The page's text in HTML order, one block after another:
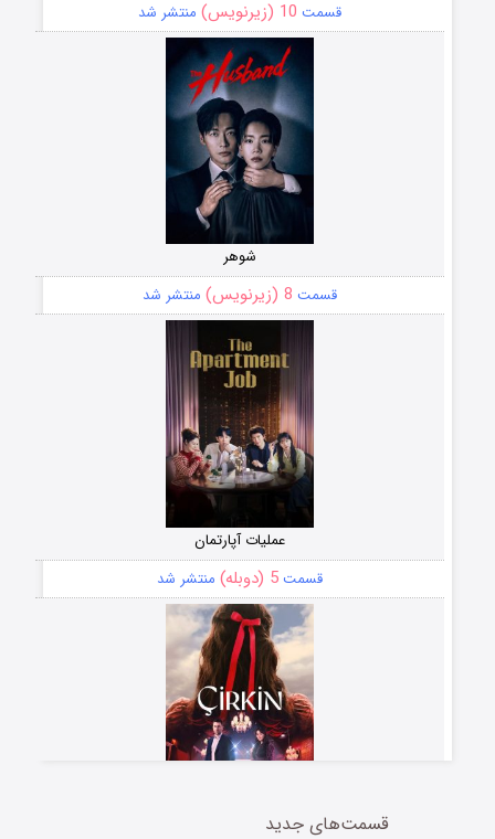
قسمت 10 (زیرنویس) منتشر شد
شوهر
قسمت 8 (زیرنویس) منتشر شد
عملیات آپارتمان
قسمت5 (دوبله) منتشر شد
سریال زشتقسمت‌های جدید